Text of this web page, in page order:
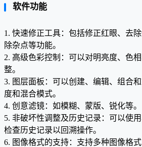
软件功能
1. 快速修正工具：包括修正红眼、去
除杂点等功能。
2. 高级色彩控制：可以对明亮度、色
整。
3. 图层面板：可以创建、编辑、组合
度和混合模式。
4. 创意滤镜：如模糊、蒙版、锐化等。
5. 非破坏性调整及历史记录：可以使
检查历史记录以回溯操作。
6. 图像格式的支持：支持多种图像格式